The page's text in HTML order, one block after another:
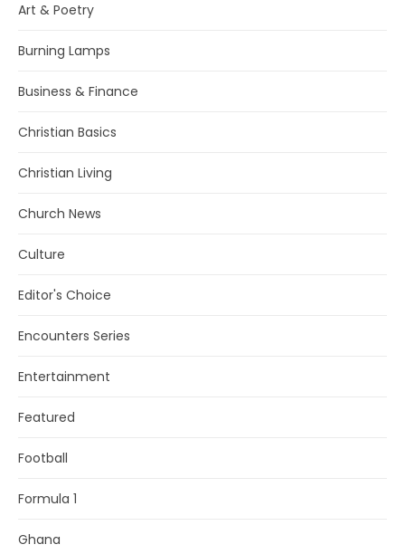
Art & Poetry
Burning Lamps
Business & Finance
Christian Basics
Christian Living
Church News
Culture
Editor's Choice
Encounters Series
Entertainment
Featured
Football
Formula 1
Ghana